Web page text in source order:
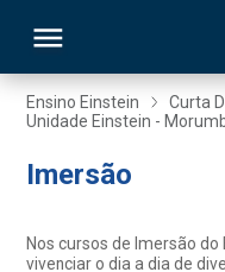
Ensino Einstein Curta
Unidade Einstein -
Imersão
Nos cursos de Imersão do
vivenciar o dia a dia de